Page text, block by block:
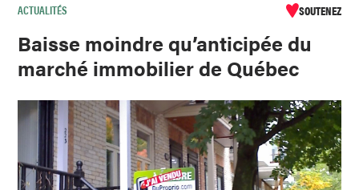
ACTUALITÉS SOUTENEZ
Baisse moindre qu’anticipée du
marché immobilier de Québec